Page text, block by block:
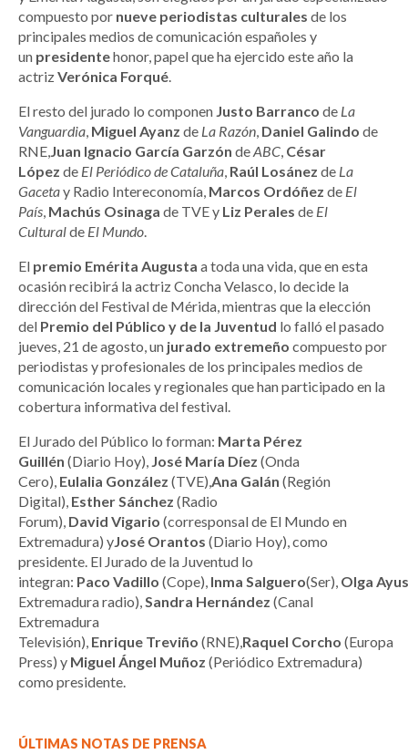
compuesto por nueve periodistas culturales de los
principales medios de comunicación españoles y
un presidentehonor, papel que ha ejercido este año la
actrizVerónica Forqué.
El resto del jurado lo componen Justo Barranco de La
Vanguardia, Miguel Ayanz de La Razón, Daniel Galindo de
RNE,Juan Ignacio García Garzón deABC, César
López de El Periódico de Cataluña, Raúl Losánez de La
Gacetay Radio Intereconomía, Marcos Ordóñez de El
País, Machús Osinaga de TVE y Liz Perales de El
Culturalde El Mundo.
El premio Emérita Augusta a toda una vida, que en esta
ocasión recibirá la actriz Concha Velasco, lo decide la
dirección del Festival de Mérida, mientras que la elección
del Premio del Público y de la Juventud lo falló el pasado
jueves, 21 de agosto, un jurado extremeño compuesto por
periodistas y profesionales de los principales medios de
comunicación locales y regionales que han participado en la
cobertura informativa del festival.
El Jurado del Público lo forman: Marta Pérez
Guillén (Diario Hoy), José María Díez (Onda
Cero), Eulalia González (TVE),Ana Galán (Región
Digital), EstherSánchez (Radio
Forum), David Vigario (corresponsal de El Mundo en
Extremadura) yJosé Orantos (Diario Hoy), como
presidente. El Jurado de la Juventud lo
integran: Paco Vadillo (Cope), Inma Salguero(Ser), Olga
Extremadura radio),Sandra Hernández (Canal
Extremadura
Televisión), Enrique Treviño (RNE),Raquel Corcho (Europa
Press) y Miguel Ángel Muñoz (Periódico Extremadura)
como presidente.
ÚLTIMAS NOTAS DE PRENSA